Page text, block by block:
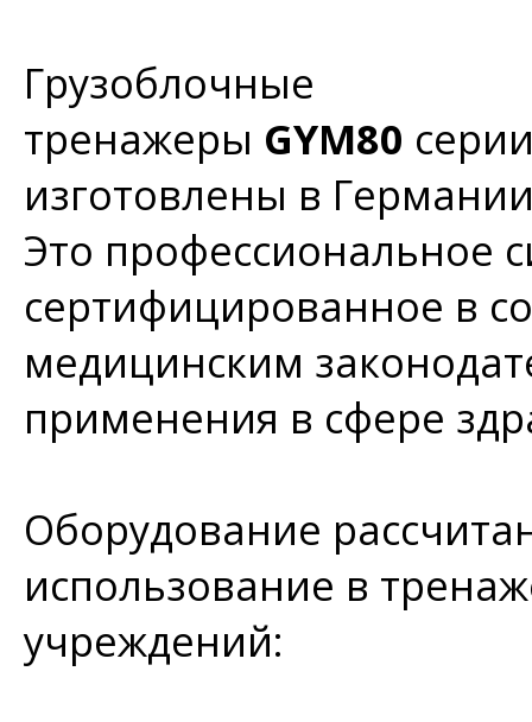
Грузоблочные
тренажеры GYM80
изготовлены в
Это профессиональное
сертифицированное в
медицинским
применения в сфере
Оборудование
использование в
учреждений: